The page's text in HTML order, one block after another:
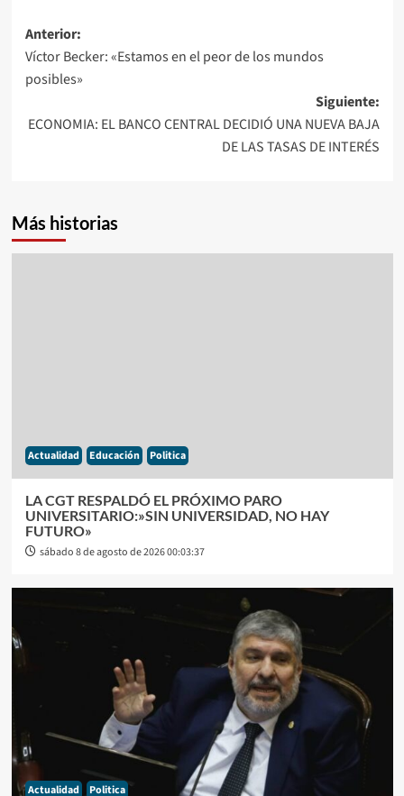
Navegación
de
entradas
Anterior:
Víctor Becker: «Estamos en el peor de los mundos
posibles»
Siguiente:
ECONOMIA: EL BANCO CENTRAL DECIDIÓ UNA NUEVA BAJA
DE LAS TASAS DE INTERÉS
Más historias
Actualidad Educación Politica
LA CGT RESPALDÓ EL PRÓXIMO PARO
UNIVERSITARIO:»SIN UNIVERSIDAD, NO HAY
FUTURO»
sábado 8 de agosto de 2026 00:03:37
Actualidad Politica